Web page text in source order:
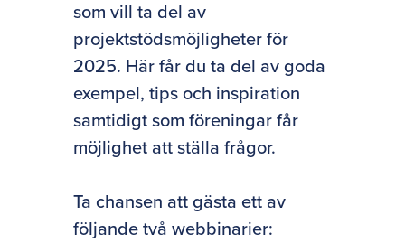
som vill ta del av
projektstödsmöjligheter för
2025. Här får du ta del av goda
exempel, tips och inspiration
samtidigt som föreningar får
möjlighet att ställa frågor.
Ta chansen att gästa ett av
följande två webbinarier: